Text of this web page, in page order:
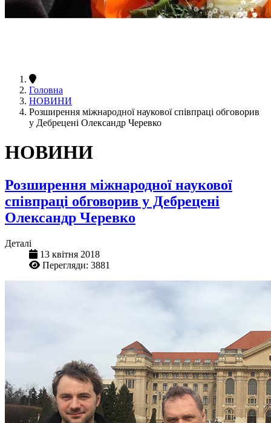
Головна
НОВИНИ
Розширення міжнародної наукової співпраці обговорив
у Дебрецені Олександр Черевко
НОВИНИ
Розширення міжнародної наукової
співпраці обговорив у Дебрецені
Олександр Черевко
Деталі
13 квітня 2018
Перегляди: 3881